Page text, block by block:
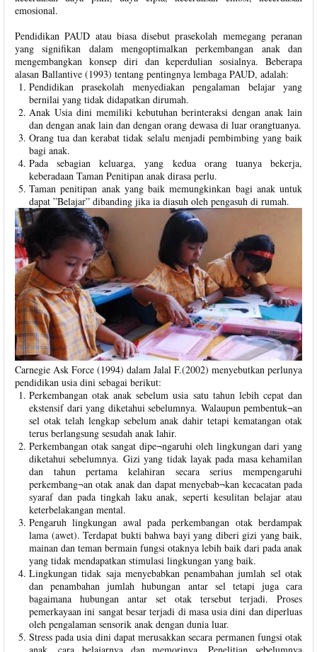
emosional.
Pendidikan PAUD atau biasa disebut prasekolah memegang peranan
yang signifikan dalam mengoptimalkan perkembangan anak dan
mengembangkan konsep diri dan keperdulian sosialnya. Beberapa
alasan Ballantive (1993) tentang pentingnya lembaga PAUD, adalah:
Pendidikan prasekolah menyediakan pengalaman belajar yang
bernilai yang tidak didapatkan dirumah.
Anak Usia dini memiliki kebutuhan berinteraksi dengan anak lain
dan dengan anak lain dan dengan orang dewasa di luar orangtuanya.
Orang tua dan kerabat tidak selalu menjadi pembimbing yang baik
bagi anak.
Pada sebagian keluarga, yang kedua orang tuanya bekerja,
keberadaan Taman Penitipan anak dirasa perlu.
Taman penitipan anak yang baik memungkinkan bagi anak untuk
dapat ”Belajar” dibanding jika ia diasuh oleh pengasuh di rumah.
Carnegie Ask Force (1994) dalam Jalal F.(2002) menyebutkan perlunya
pendidikan usia dini sebagai berikut:
Perkembangan otak anak sebelum usia satu tahun lebih cepat dan
ekstensif dari yang diketahui sebelumnya. Walaupun pembentuk¬an
sel otak telah lengkap sebelum anak dahir tetapi kematangan otak
terus berlangsung sesudah anak lahir.
Perkembangan otak sangat dipe¬ngaruhi oleh lingkungan dari yang
diketahui sebelumnya. Gizi yang tidak layak pada masa kehamilan
dan tahun pertama kelahiran secara serius mempengaruhi
perkembang¬an otak anak dan dapat menyebab¬kan kecacatan pada
syaraf dan pada tingkah laku anak, seperti kesulitan belajar atau
keterbelakangan mental.
Pengaruh lingkungan awal pada perkembangan otak berdampak
lama (awet). Terdapat bukti bahwa bayi yang diberi gizi yang baik,
mainan dan teman bermain fungsi otaknya lebih baik dari pada anak
yang tidak mendapatkan stimulasi lingkungan yang baik.
Lingkungan tidak saja menyebabkan penambahan jumlah sel otak
dan penambahan jumlah hubungan antar sel tetapi juga cara
bagaimana hubungan antar set otak tersebut terjadi. Proses
pemerkayaan ini sangat besar terjadi di masa usia dini dan diperluas
oleh pengalaman sensorik anak dengan dunia luar.
Stress pada usia dini dapat merusakkan secara permanen fungsi otak